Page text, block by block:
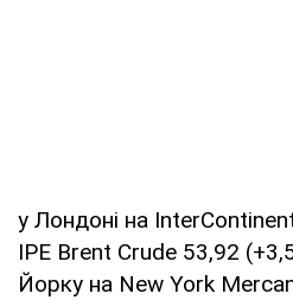
у Лондоні на
IPE Brent Crude 53,92
Йорку на New York